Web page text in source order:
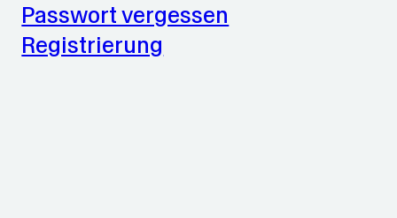
Passwort vergessen
Registrierung